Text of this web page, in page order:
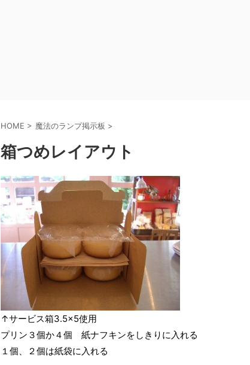
HOME > 魔法のランプ掲示板 >
箱つめレイアウト
↑サービス箱3.5×5使用
プリン３個か４個 紙ナフキンをしきりに入れる
１個、２個は紙袋に入れる